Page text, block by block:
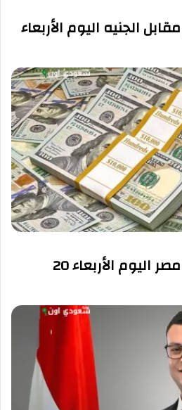
الجنيه اليوم الأربعاء
سعر الدولار في بنك مصر اليوم الأربعاء 20